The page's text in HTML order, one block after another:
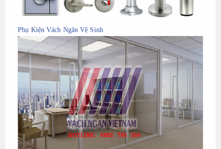
Phụ Kiện Vách Ngăn Vệ Sinh